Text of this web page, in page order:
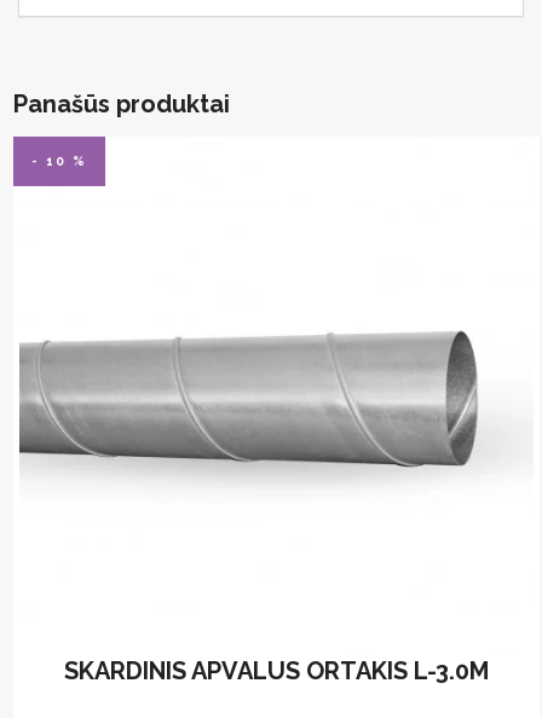
Panašūs produktai
- 10 %
SKARDINIS APVALUS ORTAKIS L-3.0M